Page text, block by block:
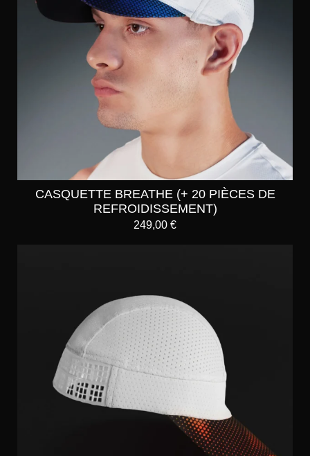
CASQUETTE BREATHE (+ 20 PIÈCES DE
REFROIDISSEMENT)
249,00 €